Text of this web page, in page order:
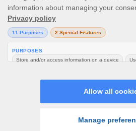
2018.
Gambling can be addictive,
Please note that all game
purposes only. Some of the
or available on the logged-in